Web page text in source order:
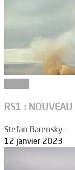
RS1 : NOUVEAU
Stefan Barensky -
12 janvier 2023